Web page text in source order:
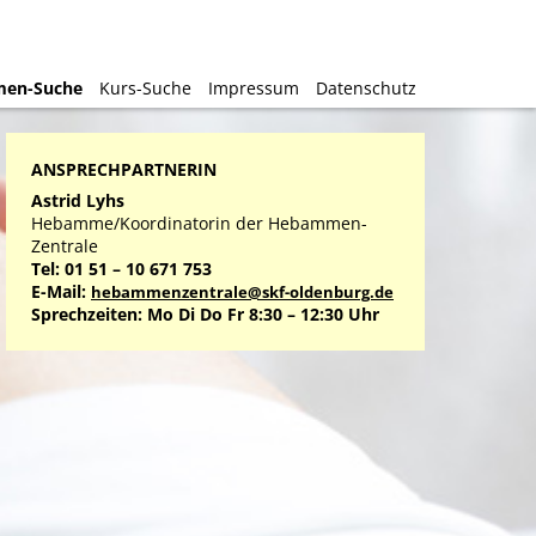
Suche Kurs-Suche Impressum Datenschutz
Suche Kurs-Suche Impressum Datenschutz
ANSPRECHPARTNERIN
Astrid Lyhs
Hebamme/Koordinatorin der Hebammen-
Zentrale
Tel: 01 51 – 10 671 753
E-Mail: hebammenzentrale@skf-oldenburg.de
Sprechzeiten: Mo Di Do Fr 8:30 – 12:30 Uhr